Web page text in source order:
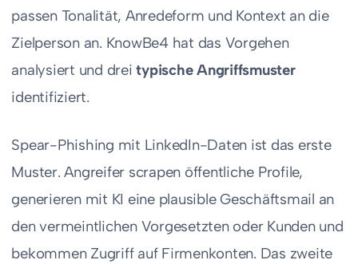
passen Tonalität, Anredeform und Kontext an die
Zielperson an. KnowBe4 hat das Vorgehen
analysiert und dreitypische Angriffsmuster
identifiziert.
Spear-Phishing mit LinkedIn-Daten ist das erste
Muster. Angreifer scrapen öffentliche Profile,
generieren mit KI eine plausible Geschäftsmail an
den vermeintlichen Vorgesetzten oder Kunden und
bekommen Zugriff auf Firmenkonten. Das zweite